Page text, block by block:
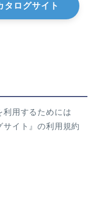
タログサイト
用するためには
サイト』の利用規約